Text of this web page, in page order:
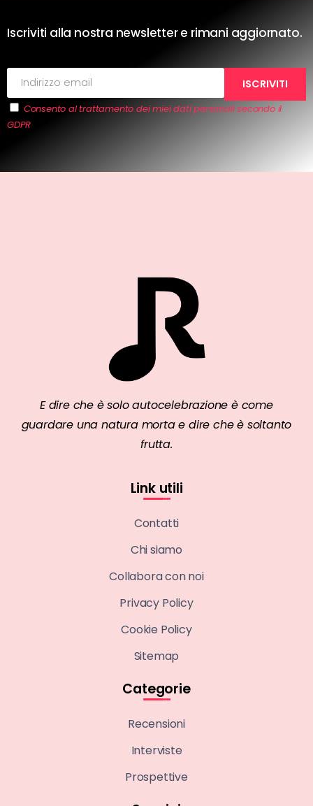
Iscriviti alla nostra newsletter e rimani aggiornato.
Consento al trattamento dei miei dati personali secondo il
GDPR
E dire che è solo autocelebrazione è come
guardare una natura morta e dire che è soltanto
frutta.
Link utili
Contatti
Chi siamo
Collabora con noi
Privacy Policy
Cookie Policy
Sitemap
Categorie
Recensioni
Interviste
Prospettive